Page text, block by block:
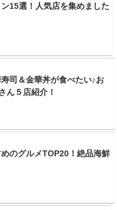
15選！人気店を集めました
司＆金華丼が食べたい♪お
ん５店紹介！
のグルメTOP20！絶品海鮮